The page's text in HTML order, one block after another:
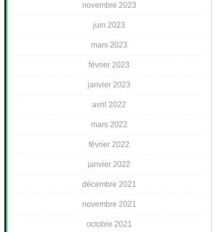
novembre 2023
juin 2023
mars 2023
février 2023
janvier 2023
avril 2022
mars 2022
février 2022
janvier 2022
décembre 2021
novembre 2021
octobre 2021